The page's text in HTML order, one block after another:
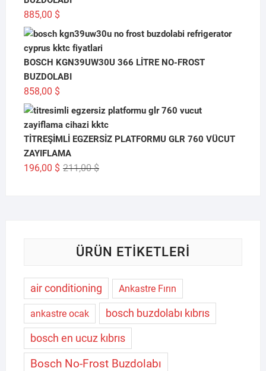
885,00 $
BOSCH KGN39UW30U 366 LİTRE NO-FROST
BUZDOLABI
858,00 $
TİTREŞİMLİ EGZERSİZ PLATFORMU GLR 760 VÜCUT
ZAYIFLAMA
211,00$Orijinal
196,00 $
Şu
ÜRÜN ETIKETLERI
air conditioning Ankastre Fırın
ankastre ocak
bosch buzdolabı kıbrıs
bosch en ucuz kıbrıs
Bosch No-Frost Buzdolabı